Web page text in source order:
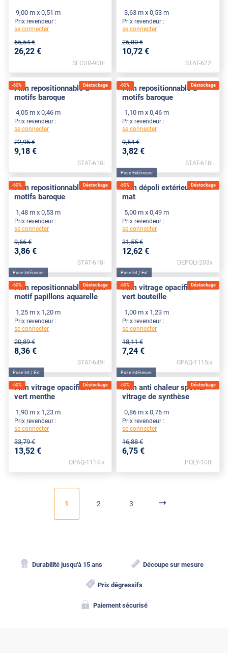
9,00 m x 0,51 m
Prix revendeur :
se connecter
65,54 €
26,22 €
SECUR-900i
3,63 m x 0,53 m
Prix revendeur :
se connecter
26,80 €
10,72 €
STAT-622i
Déstockage
-60%
Film repositionnable à
motifs baroque
4,05 m x 0,46 m
Prix revendeur :
se connecter
22,95 €
9,18 €
STAT-618i
Déstockage
-60%
Film repositionnable à
motifs baroque
1,10 m x 0,46 m
Prix revendeur :
se connecter
9,54 €
3,82 €
STAT-618i
Déstockage
-60%
Film repositionnable à
motifs baroque
1,48 m x 0,53 m
Prix revendeur :
se connecter
9,66 €
3,86 €
STAT-618i
Déstockage
-60%
Pose Extérieure
Film dépoli extérieur blanc
mat
5,00 m x 0,49 m
Prix revendeur :
se connecter
31,55 €
12,62 €
DEPOLI-203x
Déstockage
-60%
Pose Intérieure
Film repositionnable dépoli
motif papillons aquarelle
1,25 m x 1,20 m
Prix revendeur :
se connecter
20,89 €
8,36 €
STAT-649i
Déstockage
-60%
Pose Int / Ext
Film vitrage opacifiant
vert bouteille
1,00 m x 1,23 m
Prix revendeur :
se connecter
18,11 €
7,24 €
OPAQ-1115ix
Déstockage
-60%
Pose Int / Ext
Film vitrage opacifiant
vert menthe
1,90 m x 1,23 m
Prix revendeur :
se connecter
33,79 €
13,52 €
OPAQ-1114ix
Déstockage
-60%
Pose Intérieure
Film anti chaleur spécial
vitrage de synthèse
0,86 m x 0,76 m
Prix revendeur :
se connecter
16,88 €
6,75 €
POLY-100i
1 2 3
Durabilité jusqu'à 15 ans Découpe sur mesure
Prix dégressifs
Paiement sécurisé